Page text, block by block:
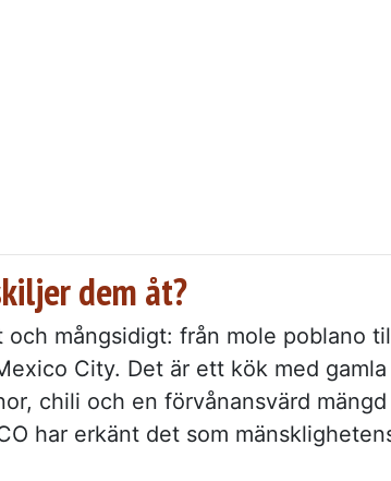
dem åt?
mångsidigt: från mole poblano
City. Det är ett kök med gamla
chili och en förvånansvärd mängd
har erkänt det som